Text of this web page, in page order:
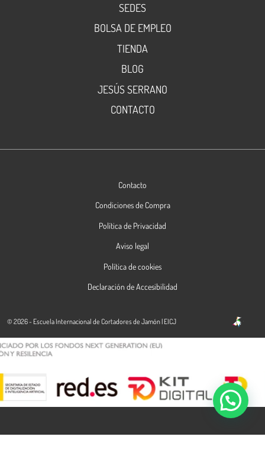
SEDES
BOLSA DE EMPLEO
TIENDA
BLOG
JESÚS SERRANO
CONTACTO
Contacto
Condiciones de Compra
Política de Privacidad
Aviso legal
Política de cookies
Declaración de Accesibilidad
© 2026 - Escuela Internacional de Cortadores de Jamón | EICJ